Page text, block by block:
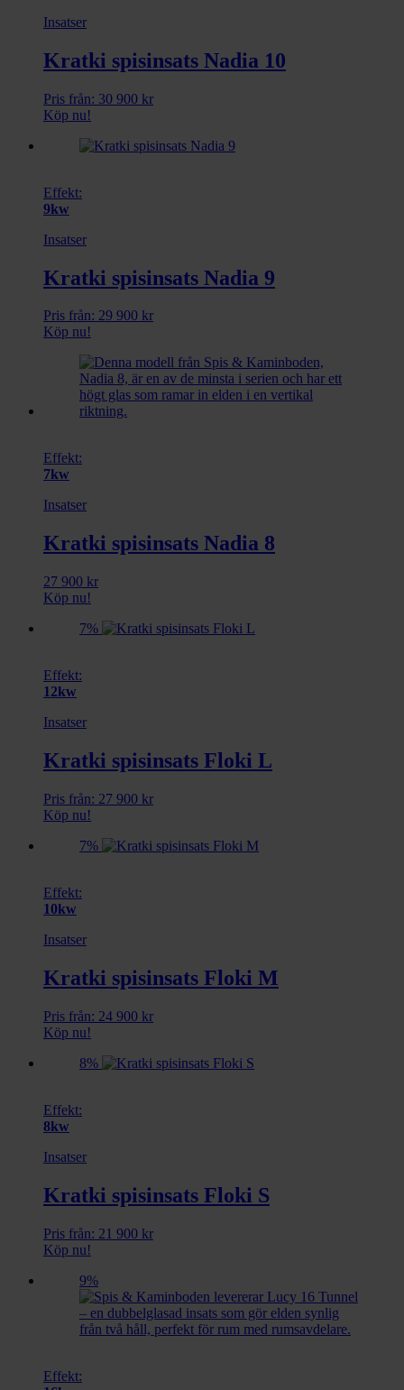
Insatser
Kratki spisinsats Nadia 10
Pris från: 30 900 kr
Köp nu!
Effekt:
9kw
Insatser
Kratki spisinsats Nadia 9
Pris från: 29 900 kr
Köp nu!
Effekt:
7kw
Insatser
Kratki spisinsats Nadia 8
27 900 kr
Köp nu!
7%
Effekt:
12kw
Insatser
Kratki spisinsats Floki L
Pris från: 27 900 kr
Köp nu!
7%
Effekt:
10kw
Insatser
Kratki spisinsats Floki M
Pris från: 24 900 kr
Köp nu!
8%
Effekt:
8kw
Insatser
Kratki spisinsats Floki S
Pris från: 21 900 kr
Köp nu!
9%
Effekt: